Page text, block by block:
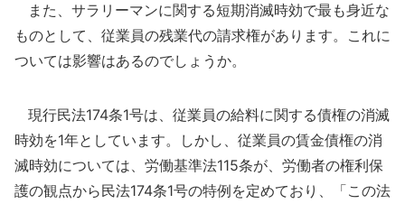
また、サラリーマンに関する短期消滅時効で最も身近な
ものとして、従業員の残業代の請求権があります。これに
ついては影響はあるのでしょうか。
現行民法174条1号は、従業員の給料に関する債権の消滅
時効を1年としています。しかし、従業員の賃金債権の消
滅時効については、労働基準法115条が、労働者の権利保
護の観点から民法174条1号の特例を定めており、「この法